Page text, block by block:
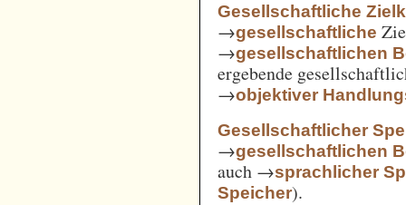
Gesellschaftliche
→gesellschaftliche
→gesellschaftlichen
ergebende
→objektiver
Gesellschaftlicher
→gesellschaftlichen
auch →sprachlicher
Speicher).